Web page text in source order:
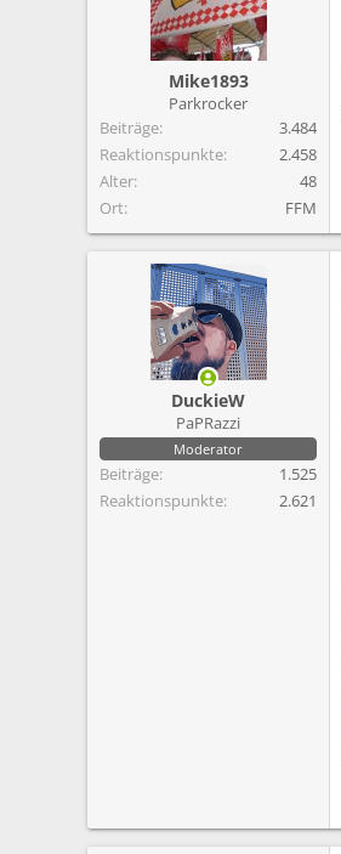
Mike1893
Parkrocker
Beiträge
3.484
Reaktionspunkte
2.458
Alter
48
Ort
FFM
DuckieW
PaPRazzi
Moderator
Beiträge
1.525
Reaktionspunkte
2.621